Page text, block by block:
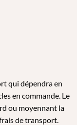
qui dépendra en
en commande. Le
ou moyennant la
de transport.